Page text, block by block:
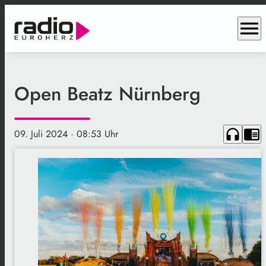
menu
Open Beatz Nürnberg
09. Juli 2024 · 08:53 Uhr headphones chrome_reader_mode